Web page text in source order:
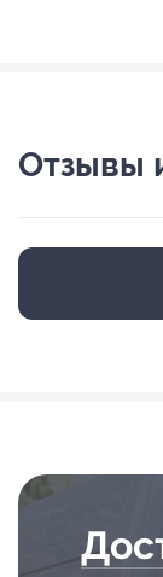
Отзывы